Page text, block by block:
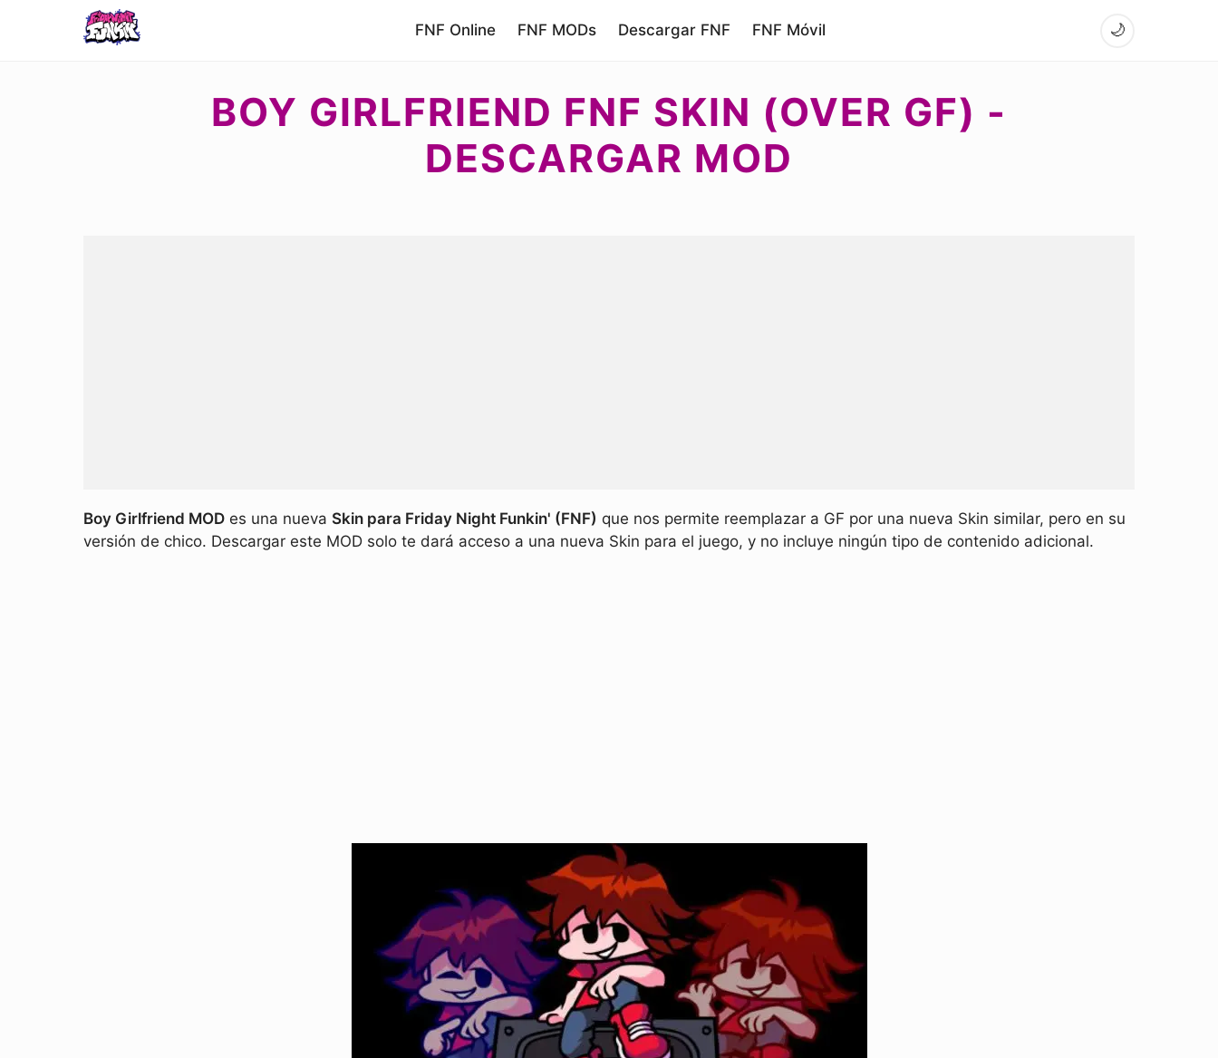
FNF Online FNF MODs Descargar FNF FNF Móvil 🌙
BOY GIRLFRIEND FNF SKIN (OVER GF) -
DESCARGAR MOD
Boy Girlfriend MOD es una nueva Skin para Friday Night Funkin' (FNF) que nos permite reemplazar a GF por una nueva Skin similar, pero en su
versión de chico. Descargar este MOD solo te dará acceso a una nueva Skin para el juego, y no incluye ningún tipo de contenido adicional.